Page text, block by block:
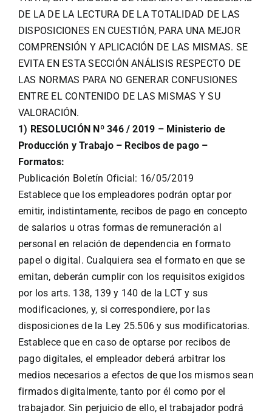
DE LA DE LA LECTURA DE LA TOTALIDAD DE LAS
DISPOSICIONES EN CUESTIÓN, PARA UNA MEJOR
COMPRENSIÓN Y APLICACIÓN DE LAS MISMAS. SE
EVITA EN ESTA SECCIÓN ANÁLISIS RESPECTO DE
LAS NORMAS PARA NO GENERAR CONFUSIONES
ENTRE EL CONTENIDO DE LAS MISMAS Y SU
VALORACIÓN.
1) RESOLUCIÓN Nº 346 / 2019 – Ministerio de
Producción y Trabajo – Recibos de pago –
Formatos:
Publicación Boletín Oficial: 16/05/2019
Establece que los empleadores podrán optar por
emitir, indistintamente, recibos de pago en concepto
de salarios u otras formas de remuneración al
personal en relación de dependencia en formato
papel o digital. Cualquiera sea el formato en que se
emitan, deberán cumplir con los requisitos exigidos
por los arts. 138, 139 y 140 de la LCT y sus
modificaciones, y, si correspondiere, por las
disposiciones de la Ley 25.506 y sus modificatorias.
Establece que en caso de optarse por recibos de
pago digitales, el empleador deberá arbitrar los
medios necesarios a efectos de que los mismos sean
firmados digitalmente, tanto por él como por el
trabajador. Sin perjuicio de ello, el trabajador podrá